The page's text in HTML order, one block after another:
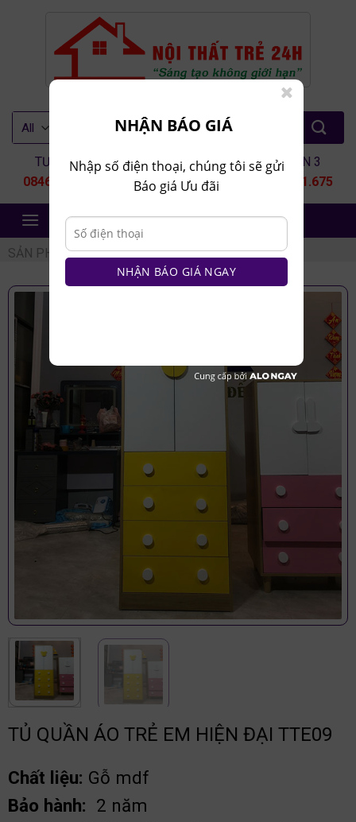
TƯ VẤN 1
0846.80.9999
TƯ VẤN 2
0935.435.286
TƯ VẤN 3
0964.651.675
NỘI THẤT TRẺ 24H
SẢN PHẨM / NỘI THẤT TRẺ EM / TỦ TRẺ EM
TỦ QUẦN ÁO TRẺ EM HIỆN ĐẠI TTE09
Chất liệu: Gỗ mdf
Bảo hành: 2 năm
NHẬN BÁO GIÁ
Nhập số điện thoại, chúng tôi sẽ gửi
Báo giá Ưu đãi
NHẬN BÁO GIÁ NGAY